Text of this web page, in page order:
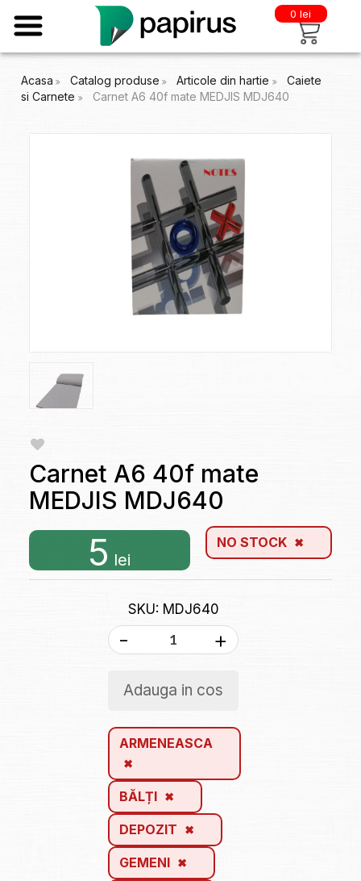
0 lei
Acasa Catalog produse Articole din hartie
Caiete
si Carnete
Carnet A6 40f mate MEDJIS MDJ640
Carnet A6 40f mate
MEDJIS MDJ640
5 lei
NO STOCK
SKU: MDJ640
- +
Adauga in cos
ARMENEASCA
BĂLȚI
DEPOZIT
GEMENI